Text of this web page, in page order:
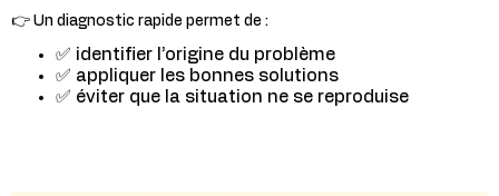
👉 Un diagnostic rapide permet de :
✅ identifier l’origine du problème
✅ appliquer les bonnes solutions
✅ éviter que la situation ne se reproduise